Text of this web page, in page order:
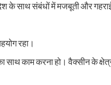
साथ संबंधों में मजबूती और गहराई
रहा।
काम करना हो। वैक्सीन के